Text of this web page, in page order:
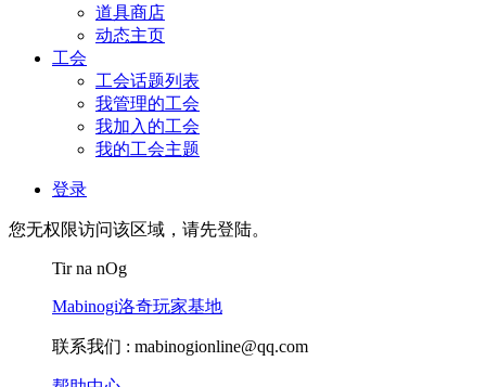
道具商店
动态主页
工会
工会话题列表
我管理的工会
我加入的工会
我的工会主题
登录
您无权限访问该区域，请先登陆。
Tir na nOg
Mabinogi洛奇玩家基地
联系我们 : mabinogionline@qq.com